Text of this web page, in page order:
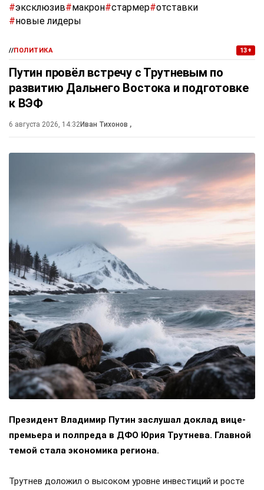
#эксклюзив#макрон#стармер#отставки
#новые лидеры
//ПОЛИТИКА 13+
Путин провёл встречу с Трутневым по
развитию Дальнего Востока и подготовке
к ВЭФ
6 августа 2026, 14:32Иван Тихонов ,
Президент Владимир Путин заслушал доклад вице-
премьера и полпреда в ДФО Юрия Трутнева. Главной
темой стала экономика региона.
Трутнев доложил о высоком уровне инвестиций и росте